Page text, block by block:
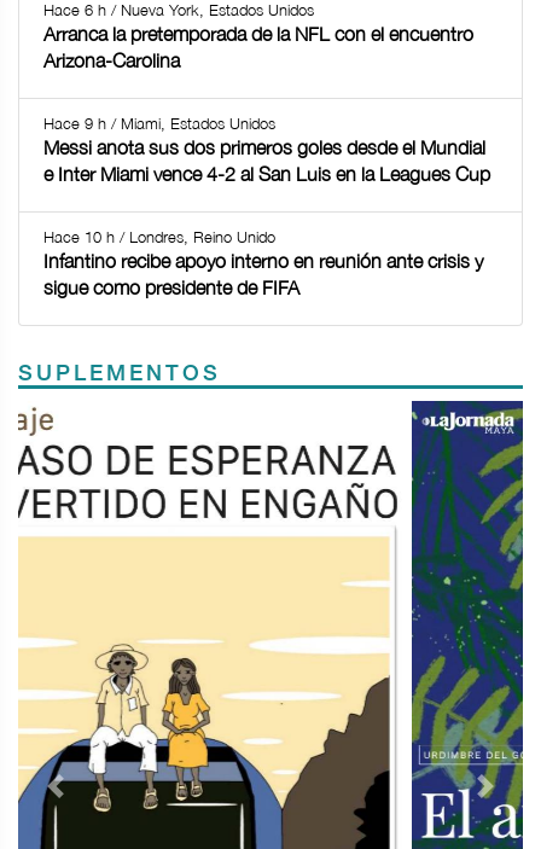
Hace 6 h / Nueva York, Estados Unidos
Arranca la pretemporada de la NFL con el encuentro
Arizona-Carolina
Hace 9 h / Miami, Estados Unidos
Messi anota sus dos primeros goles desde el Mundial
e Inter Miami vence 4-2 al San Luis en la Leagues Cup
Hace 10 h / Londres, Reino Unido
Infantino recibe apoyo interno en reunión ante crisis y
sigue como presidente de FIFA
SUPLEMENTOS
Previous Next